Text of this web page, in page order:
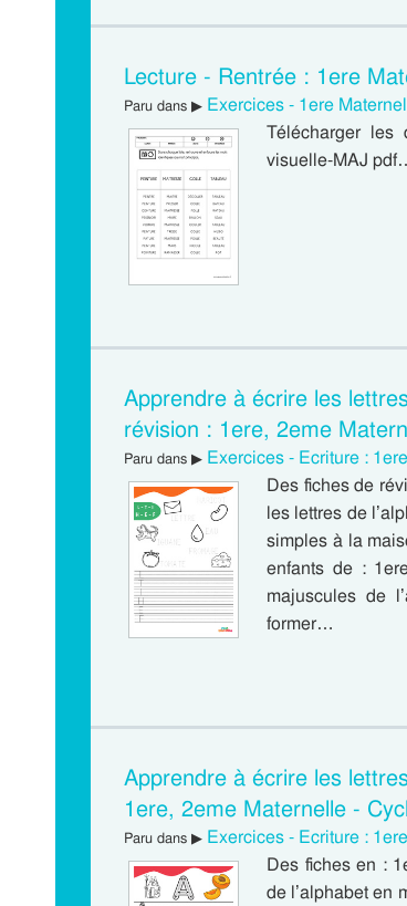
Lecture - Rentrée : 1ere
Paru dans ▶ Exercices - 1ere
Télécharger les
visuelle-MAJ
Apprendre à écrire les
révision : 1ere, 2eme
Paru dans ▶ Exercices - Ecriture :
Des fiches de
les lettres de
simples à la
enfants de :
majuscules de
former…
Apprendre à écrire les
1ere, 2eme Maternelle -
Paru dans ▶ Exercices - Ecriture :
Des fiches en :
de l’alphabet en